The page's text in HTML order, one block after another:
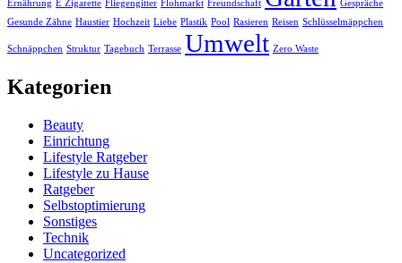
Ernährung E Zigarette Fliegengitter Flohmarkt Freundschaft
Gespräche
Gesunde Zähne Haustier Hochzeit Liebe Plastik Pool Rasieren Reisen Schlüsselmäppchen
Schnäppchen Struktur Tagebuch Terrasse Umwelt Zero Waste
Kategorien
Beauty
Einrichtung
Lifestyle Ratgeber
Lifestyle zu Hause
Ratgeber
Selbstoptimierung
Sonstiges
Technik
Uncategorized